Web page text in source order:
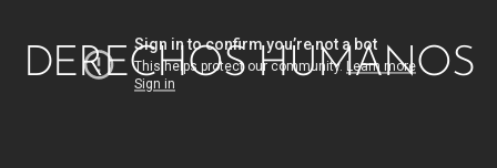
DERECHOS HUMANOS